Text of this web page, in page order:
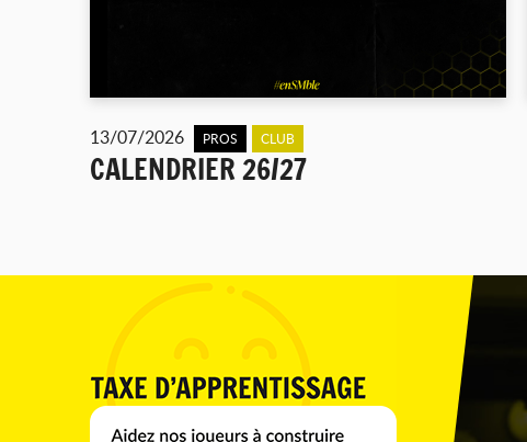
13/07/2026 PROS CLUB
CALENDRIER 26/27